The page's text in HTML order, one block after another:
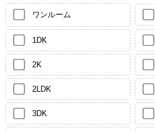
ワンルーム
1DK
2K
2LDK
3DK